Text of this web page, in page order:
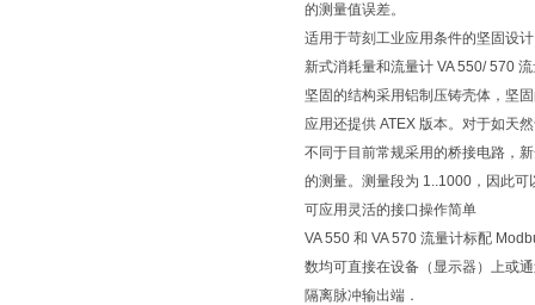
的测量值误差。
适用于苛刻工业应用条件的坚固设计
新式消耗量和流量计 VA 550/ 570
坚固的结构采用铝制压铸壳体，坚
应用还提供 ATEX 版本。对于如天
不同于目前常规采用的桥接电路，
的测量。测量段为 1..1000，因此
可应用灵活的接口操作简单
VA 550 和 VA 570 流量计标配
数均可直接在设备（显示器）上或
隔离脉冲输出端．